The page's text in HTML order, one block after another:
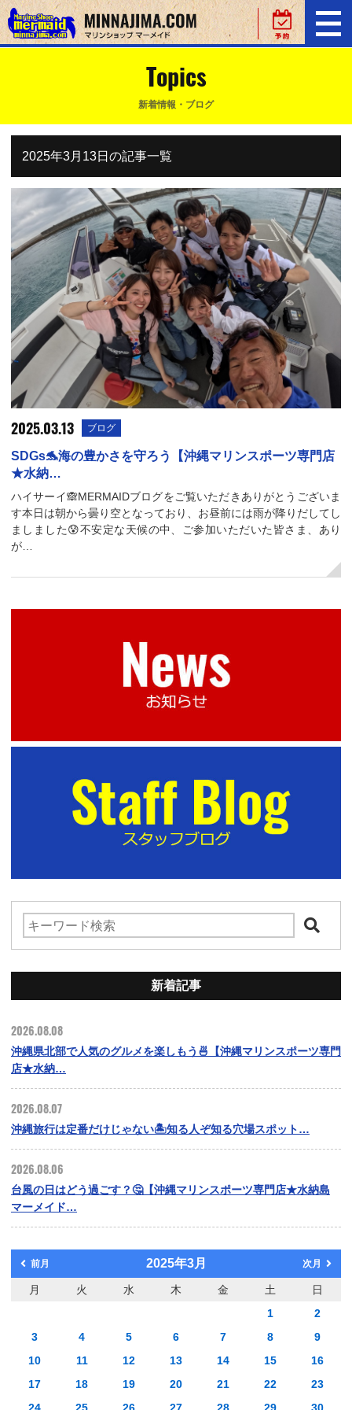
Topics
新着情報・ブログ
2025年3月13日の記事一覧
2025.03.13 ブログ
SDGs🐬海の豊かさを守ろう【沖縄マリンスポーツ専門店
★水納…
ハイサーイ🙈MERMAIDブログをご覧いただきありがとうございま
す本日は朝から曇り空となっており、お昼前には雨が降りだしてし
ましました😰不安定な天候の中、ご参加いただいた皆さま、あり
が…
新着記事
2026.08.08
沖縄県北部で人気のグルメを楽しもう🍜【沖縄マリンスポーツ専門
店★水納…
2026.08.07
沖縄旅行は定番だけじゃない🏝️知る人ぞ知る穴場スポット…
2026.08.06
台風の日はどう過ごす？🤔【沖縄マリンスポーツ専門店★水納島
マーメイド…
前月 2025年3月 次月
月 火 水 木 金 土
日
1
2
3
4 5 6 7 8
9
10
11 12 13 14 15
16
17
18 19 20 21 22
23
24
25 26 27 28 29 30